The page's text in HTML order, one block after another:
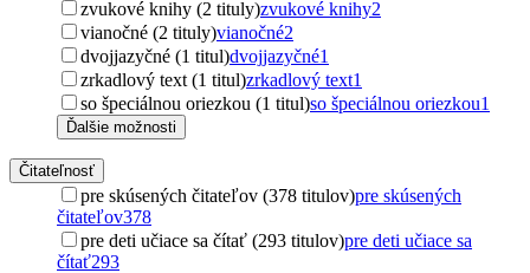
zvukové knihy (2 tituly)zvukové knihy2
vianočné (2 tituly)vianočné2
dvojjazyčné (1 titul)dvojjazyčné1
zrkadlový text (1 titul)zrkadlový text1
so špeciálnou oriezkou (1 titul)so špeciálnou oriezkou1
Ďalšie možnosti
Čitateľnosť
pre skúsených čitateľov (378 titulov)pre skúsených
čitateľov378
pre deti učiace sa čítať (293 titulov)pre deti učiace sa
čítať293